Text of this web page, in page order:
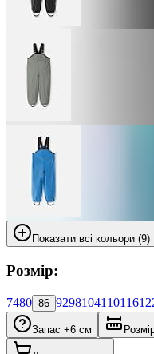
Показати всі кольори (9)
Розмір:
7480 86 9298104110116
Запас +6 см